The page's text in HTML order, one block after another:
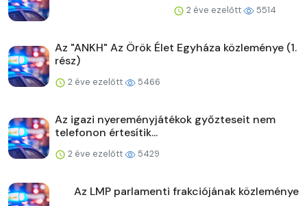
2 éve ezelőtt 5514
Az "ANKH" Az Örök Élet Egyháza közleménye (1.
rész)
2 éve ezelőtt 5466
Az igazi nyereményjátékok győzteseit nem
telefonon értesítik...
2 éve ezelőtt 5429
Az LMP parlamenti frakciójának közleménye